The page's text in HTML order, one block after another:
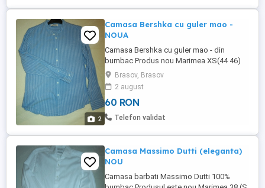
2
Camasa Bershka cu guler mao -
NOUA
Camasa Bershka cu guler mao - din
bumbac Produs nou Marimea XS(44 46)
Pret 60 lei
Brasov, Brasov
2 august
60 RON
Telefon validat
Camasa Massimo Dutti (eleganta)
NOU
Camasa barbati Massimo Dutti 100%